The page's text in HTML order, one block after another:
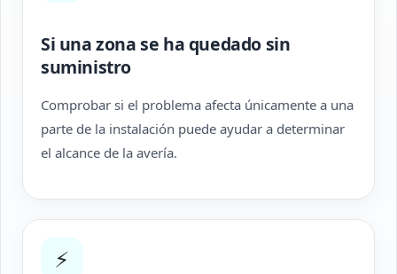
Si una zona se ha quedado sin
suministro
Comprobar si el problema afecta únicamente a una
parte de la instalación puede ayudar a determinar
el alcance de la avería.
⚡